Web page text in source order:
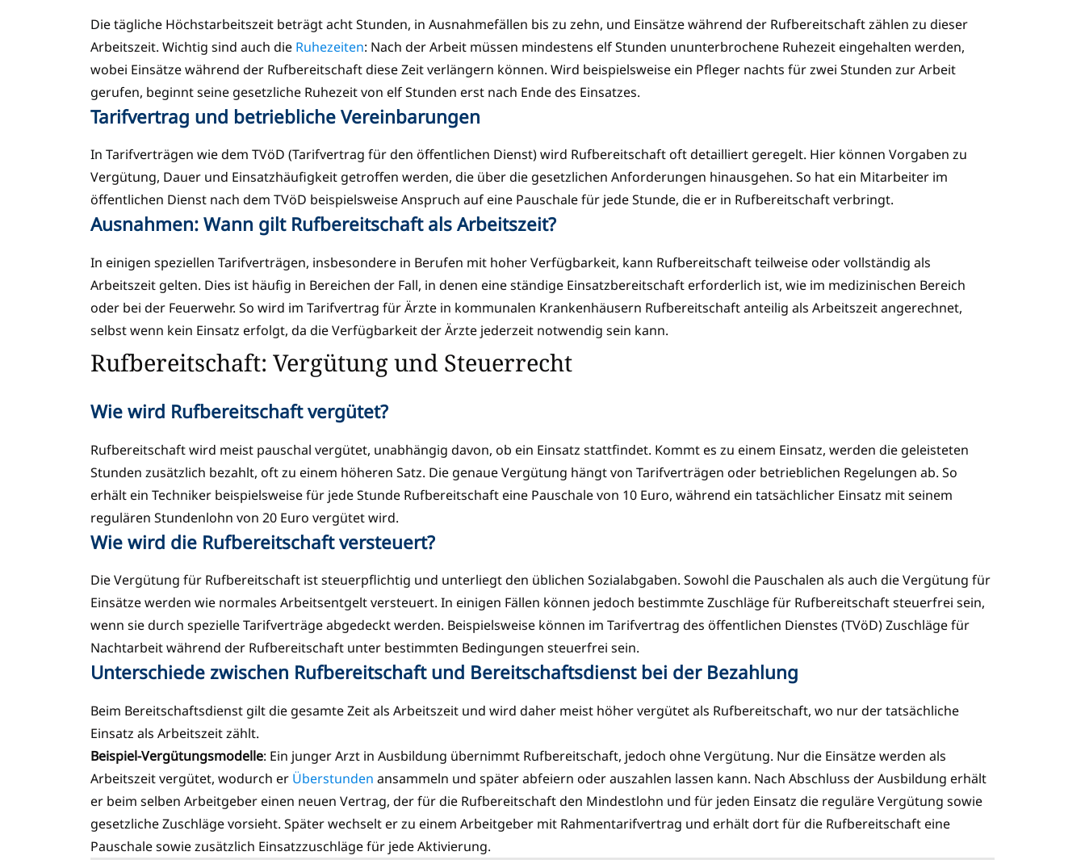
Die tägliche Höchstarbeitszeit beträgt acht Stunden, in Ausnahmefällen bis zu zehn, und Einsätze während der Rufbereitschaft zählen zu dieser
Arbeitszeit. Wichtig sind auch die Ruhezeiten: Nach der Arbeit müssen mindestens elf Stunden ununterbrochene Ruhezeit eingehalten werden,
wobei Einsätze während der Rufbereitschaft diese Zeit verlängern können. Wird beispielsweise ein Pfleger nachts für zwei Stunden zur Arbeit
gerufen, beginnt seine gesetzliche Ruhezeit von elf Stunden erst nach Ende des Einsatzes.
Tarifvertrag und betriebliche Vereinbarungen
In Tarifverträgen wie dem TVöD (Tarifvertrag für den öffentlichen Dienst) wird Rufbereitschaft oft detailliert geregelt. Hier können Vorgaben zu
Vergütung, Dauer und Einsatzhäufigkeit getroffen werden, die über die gesetzlichen Anforderungen hinausgehen. So hat ein Mitarbeiter im
öffentlichen Dienst nach dem TVöD beispielsweise Anspruch auf eine Pauschale für jede Stunde, die er in Rufbereitschaft verbringt.
Ausnahmen: Wann gilt Rufbereitschaft als Arbeitszeit?
In einigen speziellen Tarifverträgen, insbesondere in Berufen mit hoher Verfügbarkeit, kann Rufbereitschaft teilweise oder vollständig als
Arbeitszeit gelten. Dies ist häufig in Bereichen der Fall, in denen eine ständige Einsatzbereitschaft erforderlich ist, wie im medizinischen Bereich
oder bei der Feuerwehr. So wird im Tarifvertrag für Ärzte in kommunalen Krankenhäusern Rufbereitschaft anteilig als Arbeitszeit angerechnet,
selbst wenn kein Einsatz erfolgt, da die Verfügbarkeit der Ärzte jederzeit notwendig sein kann.
Rufbereitschaft: Vergütung und Steuerrecht
Wie wird Rufbereitschaft vergütet?
Rufbereitschaft wird meist pauschal vergütet, unabhängig davon, ob ein Einsatz stattfindet. Kommt es zu einem Einsatz, werden die geleisteten
Stunden zusätzlich bezahlt, oft zu einem höheren Satz. Die genaue Vergütung hängt von Tarifverträgen oder betrieblichen Regelungen ab. So
erhält ein Techniker beispielsweise für jede Stunde Rufbereitschaft eine Pauschale von 10 Euro, während ein tatsächlicher Einsatz mit seinem
regulären Stundenlohn von 20 Euro vergütet wird.
Wie wird die Rufbereitschaft versteuert?
Die Vergütung für Rufbereitschaft ist steuerpflichtig und unterliegt den üblichen Sozialabgaben. Sowohl die Pauschalen als auch die Vergütung für
Einsätze werden wie normales Arbeitsentgelt versteuert. In einigen Fällen können jedoch bestimmte Zuschläge für Rufbereitschaft steuerfrei sein,
wenn sie durch spezielle Tarifverträge abgedeckt werden. Beispielsweise können im Tarifvertrag des öffentlichen Dienstes (TVöD) Zuschläge für
Nachtarbeit während der Rufbereitschaft unter bestimmten Bedingungen steuerfrei sein.
Unterschiede zwischen Rufbereitschaft und Bereitschaftsdienst bei der Bezahlung
Beim Bereitschaftsdienst gilt die gesamte Zeit als Arbeitszeit und wird daher meist höher vergütet als Rufbereitschaft, wo nur der tatsächliche
Einsatz als Arbeitszeit zählt.
Beispiel-Vergütungsmodelle: Ein junger Arzt in Ausbildung übernimmt Rufbereitschaft, jedoch ohne Vergütung. Nur die Einsätze werden als
Arbeitszeit vergütet, wodurch er Überstunden ansammeln und später abfeiern oder auszahlen lassen kann. Nach Abschluss der Ausbildung erhält
er beim selben Arbeitgeber einen neuen Vertrag, der für die Rufbereitschaft den Mindestlohn und für jeden Einsatz die reguläre Vergütung sowie
gesetzliche Zuschläge vorsieht. Später wechselt er zu einem Arbeitgeber mit Rahmentarifvertrag und erhält dort für die Rufbereitschaft eine
Pauschale sowie zusätzlich Einsatzzuschläge für jede Aktivierung.